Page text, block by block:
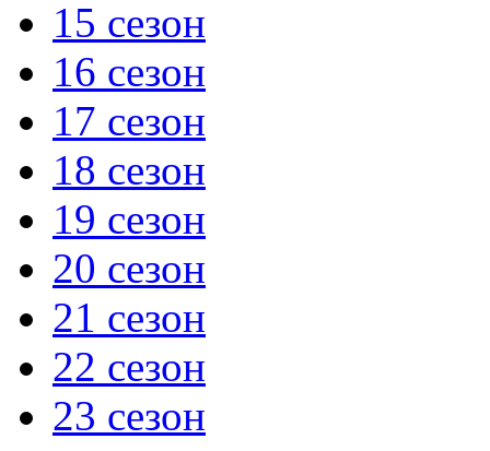
15 сезон
16 сезон
17 сезон
18 сезон
19 сезон
20 сезон
21 сезон
22 сезон
23 сезон